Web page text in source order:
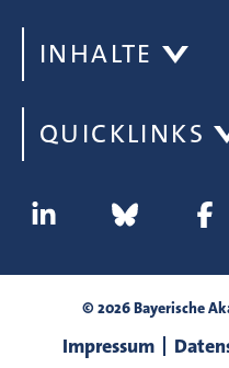
INHALTE
QUICKLINKS
© 2026 Bayerische
Impressum